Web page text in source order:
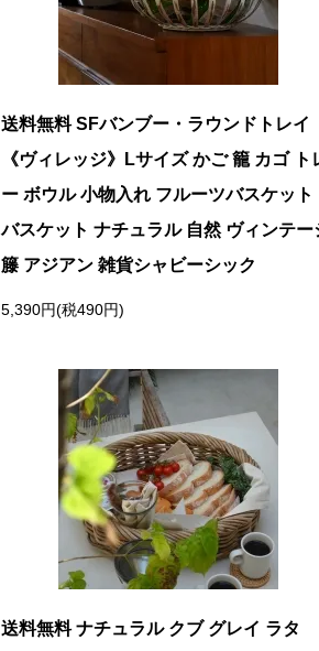
送料無料 SFバンブー・ラウンドトレイ
《ヴィレッジ》Lサイズ かご 籠 カゴ ト
ー ボウル 小物入れ フルーツバスケット
バスケット ナチュラル 自然 ヴィンテー
籐 アジアン 雑貨シャビーシック
5,390円(税490円)
送料無料 ナチュラル クブ グレイ ラタ